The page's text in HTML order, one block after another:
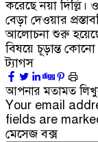
করেছে নয়া দিল্লি।
বেড়া দেওয়ার
আলোচনা শুরু
বিষয়ে চূড়ান্ত কোনো
ট্যাগস
আপনার মতামত
Your email
fields are
মেসেজ বক্স